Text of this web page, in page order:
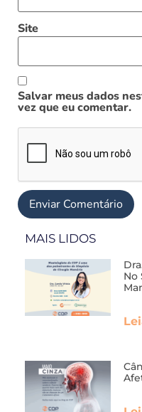
Site
Salvar meus dados
vez que eu comentar.
MAIS LIDOS
No